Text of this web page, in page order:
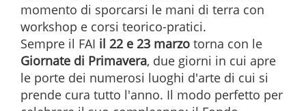
momento di sporcarsi le mani di terra con
workshop e corsi teorico-pratici.
Sempre il FAI il 22 e 23 marzo torna con le
Giornate di Primavera, due giorni in cui apre
le porte dei numerosi luoghi d'arte di cui si
prende cura tutto l'anno. Il modo perfetto per